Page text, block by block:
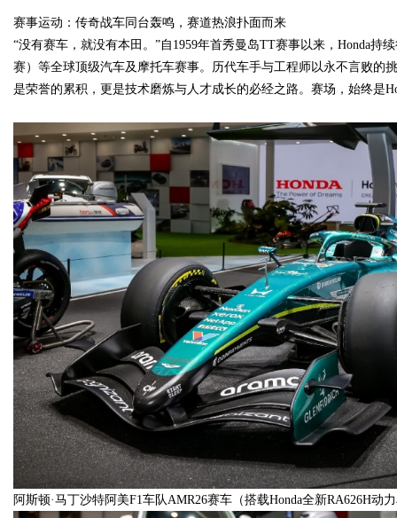
赛事运动：传奇战车同台轰鸣，赛道热浪扑面而来
“没有赛车，就没有本田。”自1959年首秀曼岛TT赛事以来，Honda持
赛）等全球顶级汽车及摩托车赛事。历代车手与工程师以永不言败的
是荣誉的累积，更是技术磨炼与人才成长的必经之路。赛场，始终是
阿斯顿·马丁沙特阿美F1车队AMR26赛车（搭载Honda全新RA626H动